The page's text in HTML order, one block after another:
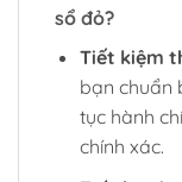
sổ đỏ?
Tiết kiệm
bạn chuẩn
tục hành
chính xác.